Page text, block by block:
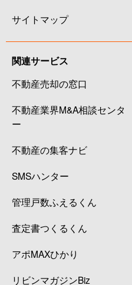
サイトマップ
関連サービス
不動産売却の窓口
不動産業界M&A相談センタ
ー
不動産の集客ナビ
SMSハンター
管理戸数ふえるくん
査定書つくるくん
アポMAXひかり
リビンマガジンBiz